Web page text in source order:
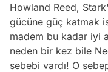
Howland Reed,
gücüne güç katmak
madem bu kadar iyi
neden bir kez bile
sebebi vardı! O